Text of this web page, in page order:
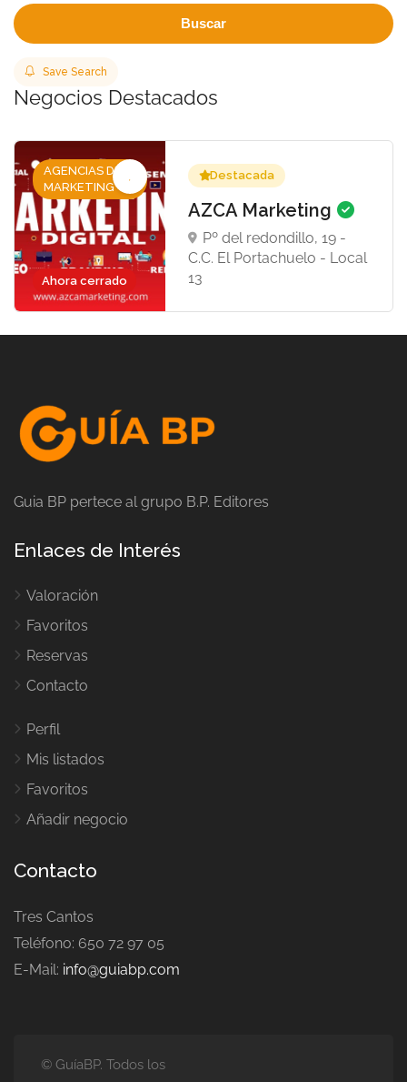
Buscar
Save Search
Negocios Destacados
Ahora cerrado
AGENCIAS DE
MARKETING
Destacada
AZCA Marketing
Pº del redondillo, 19 -
C.C. El Portachuelo - Local
13
Guia BP pertece al grupo B.P. Editores
Enlaces de Interés
Valoración
Favoritos
Reservas
Contacto
Perfil
Mis listados
Favoritos
Añadir negocio
Contacto
Tres Cantos
Teléfono: 650 72 97 05
E-Mail: info@guiabp.com
© GuíaBP. Todos los